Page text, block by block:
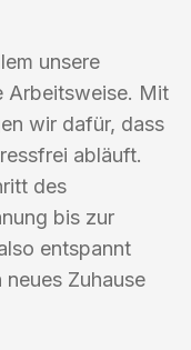
unsere
Arbeitsweise. Mit
wir dafür, dass
abläuft.
des
bis zur
entspannt
Zuhause